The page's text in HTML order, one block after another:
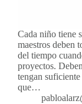
Cada niño tiene
maestros deben
del tiempo
proyectos.
tengan
que…